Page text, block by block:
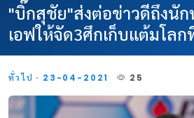
"บิ๊กสุชัย"ส่งต่อข่าวดีถึงนัก
เอฟให้จัด3ศึกเก็บแต้มโล
ทั่วไป · 23-04-2021 25